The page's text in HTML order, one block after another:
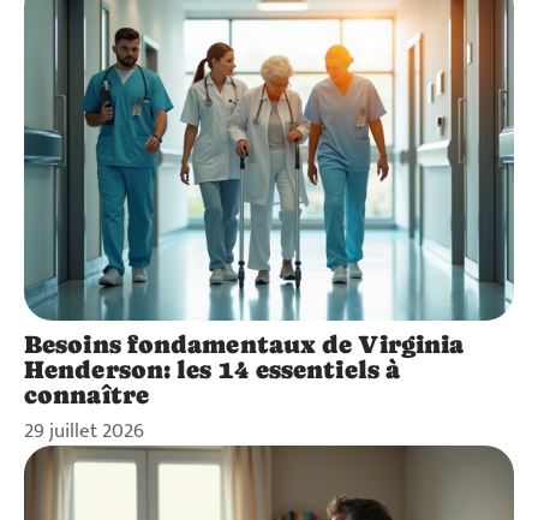
Besoins fondamentaux de Virginia
Henderson: les 14 essentiels à
connaître
29 juillet 2026